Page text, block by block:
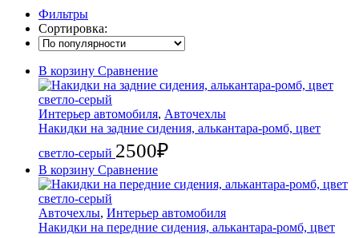
Фильтры
Сортировка:
В корзину Сравнение
Интерьер автомобиля, Авточехлы
Накидки на задние сидения, алькантара-ромб, цвет
светло-серый 2500₽
В корзину Сравнение
Авточехлы, Интерьер автомобиля
Накидки на передние сидения, алькантара-ромб, цвет